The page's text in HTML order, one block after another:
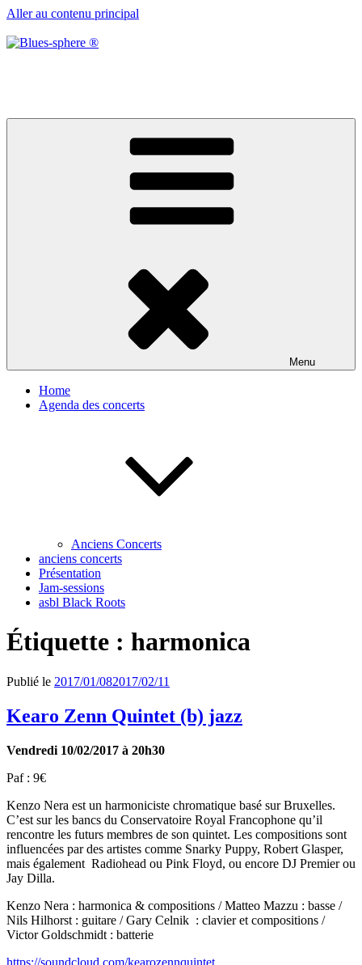
Aller au contenu principal
Menu
Home
Agenda des concerts
Anciens Concerts
anciens concerts
Présentation
Jam-sessions
asbl Black Roots
Étiquette : harmonica
Publié le 2017/01/082017/02/11
Kearo Zenn Quintet (b) jazz
Vendredi 10/02/2017 à 20h30
Paf : 9€
Kenzo Nera est un harmoniciste chromatique basé sur Bruxelles.
C’est sur les bancs du Conservatoire Royal Francophone qu’il
rencontre les futurs membres de son quintet. Les compositions sont
influencées par des artistes comme Snarky Puppy, Robert Glasper,
mais également Radiohead ou Pink Floyd, ou encore DJ Premier ou
Jay Dilla.
Kenzo Nera : harmonica & compositions / Matteo Mazzu : basse /
Nils Hilhorst : guitare / Gary Celnik : clavier et compositions /
Victor Goldschmidt : batterie
https://soundcloud.com/kearozennquintet